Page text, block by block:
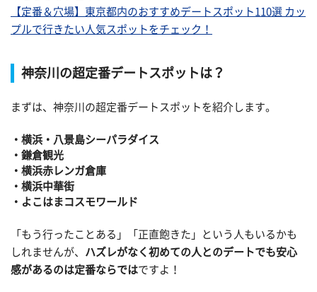
【定番＆穴場】東京都内のおすすめデートスポット110選 カッ
プルで行きたい人気スポットをチェック！
神奈川の超定番デートスポットは？
まずは、神奈川の超定番デートスポットを紹介します。
・横浜・八景島シーパラダイス
・鎌倉観光
・横浜赤レンガ倉庫
・横浜中華街
・よこはまコスモワールド
「もう行ったことある」「正直飽きた」という人もいるかも
しれませんが、 ハズレがなく初めての人とのデートでも安心
感があるのは定番ならではですよ！